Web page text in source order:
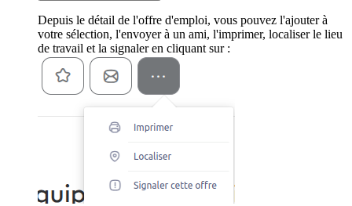
Depuis le détail de l'offre d'emploi, vous pouvez l'ajouter à
votre sélection, l'envoyer à un ami, l'imprimer, localiser le lieu
de travail et la signaler en cliquant sur :